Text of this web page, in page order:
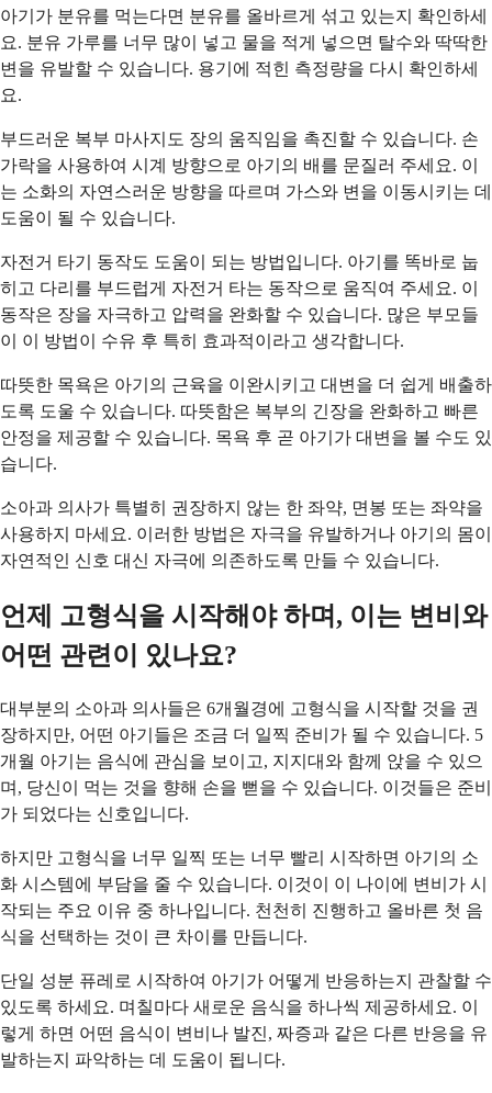
아기가 분유를 먹는다면 분유를 올바르게 섞고 있는지 확인하세
요. 분유 가루를 너무 많이 넣고 물을 적게 넣으면 탈수와 딱딱한
변을 유발할 수 있습니다. 용기에 적힌 측정량을 다시 확인하세
요.
부드러운 복부 마사지도 장의 움직임을 촉진할 수 있습니다. 손
가락을 사용하여 시계 방향으로 아기의 배를 문질러 주세요. 이
는 소화의 자연스러운 방향을 따르며 가스와 변을 이동시키는 데
도움이 될 수 있습니다.
자전거 타기 동작도 도움이 되는 방법입니다. 아기를 똑바로 눕
히고 다리를 부드럽게 자전거 타는 동작으로 움직여 주세요. 이
동작은 장을 자극하고 압력을 완화할 수 있습니다. 많은 부모들
이 이 방법이 수유 후 특히 효과적이라고 생각합니다.
따뜻한 목욕은 아기의 근육을 이완시키고 대변을 더 쉽게 배출하
도록 도울 수 있습니다. 따뜻함은 복부의 긴장을 완화하고 빠른
안정을 제공할 수 있습니다. 목욕 후 곧 아기가 대변을 볼 수도 있
습니다.
소아과 의사가 특별히 권장하지 않는 한 좌약, 면봉 또는 좌약을
사용하지 마세요. 이러한 방법은 자극을 유발하거나 아기의 몸이
자연적인 신호 대신 자극에 의존하도록 만들 수 있습니다.
언제 고형식을 시작해야 하며, 이는 변비와
어떤 관련이 있나요?
대부분의 소아과 의사들은 6개월경에 고형식을 시작할 것을 권
장하지만, 어떤 아기들은 조금 더 일찍 준비가 될 수 있습니다. 5
개월 아기는 음식에 관심을 보이고, 지지대와 함께 앉을 수 있으
며, 당신이 먹는 것을 향해 손을 뻗을 수 있습니다. 이것들은 준비
가 되었다는 신호입니다.
하지만 고형식을 너무 일찍 또는 너무 빨리 시작하면 아기의 소
화 시스템에 부담을 줄 수 있습니다. 이것이 이 나이에 변비가 시
작되는 주요 이유 중 하나입니다. 천천히 진행하고 올바른 첫 음
식을 선택하는 것이 큰 차이를 만듭니다.
단일 성분 퓨레로 시작하여 아기가 어떻게 반응하는지 관찰할 수
있도록 하세요. 며칠마다 새로운 음식을 하나씩 제공하세요. 이
렇게 하면 어떤 음식이 변비나 발진, 짜증과 같은 다른 반응을 유
발하는지 파악하는 데 도움이 됩니다.